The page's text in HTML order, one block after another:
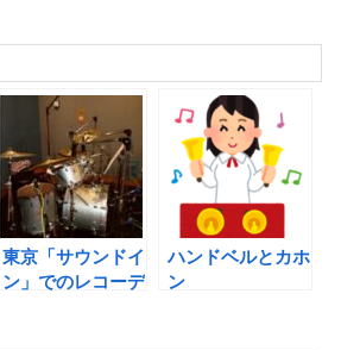
東京「サウンドイ
ン」でのレコーデ
ハンドベルとカホ
ン